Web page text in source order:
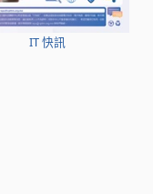
IT 快訊